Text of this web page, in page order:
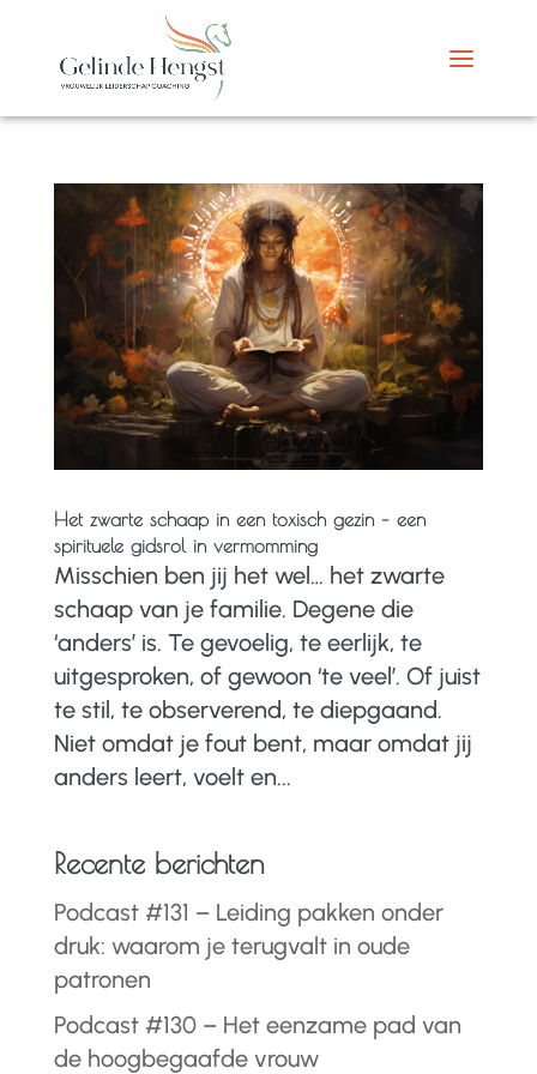
Het zwarte schaap in een toxisch gezin – een
spirituele gidsrol in vermomming
Misschien ben jij het wel… het zwarte
schaap van je familie. Degene die
‘anders’ is. Te gevoelig, te eerlijk, te
uitgesproken, of gewoon ‘te veel’. Of juist
te stil, te observerend, te diepgaand.
Niet omdat je fout bent, maar omdat jij
anders leert, voelt en...
Recente berichten
Podcast #131 – Leiding pakken onder
druk: waarom je terugvalt in oude
patronen
Podcast #130 – Het eenzame pad van
de hoogbegaafde vrouw